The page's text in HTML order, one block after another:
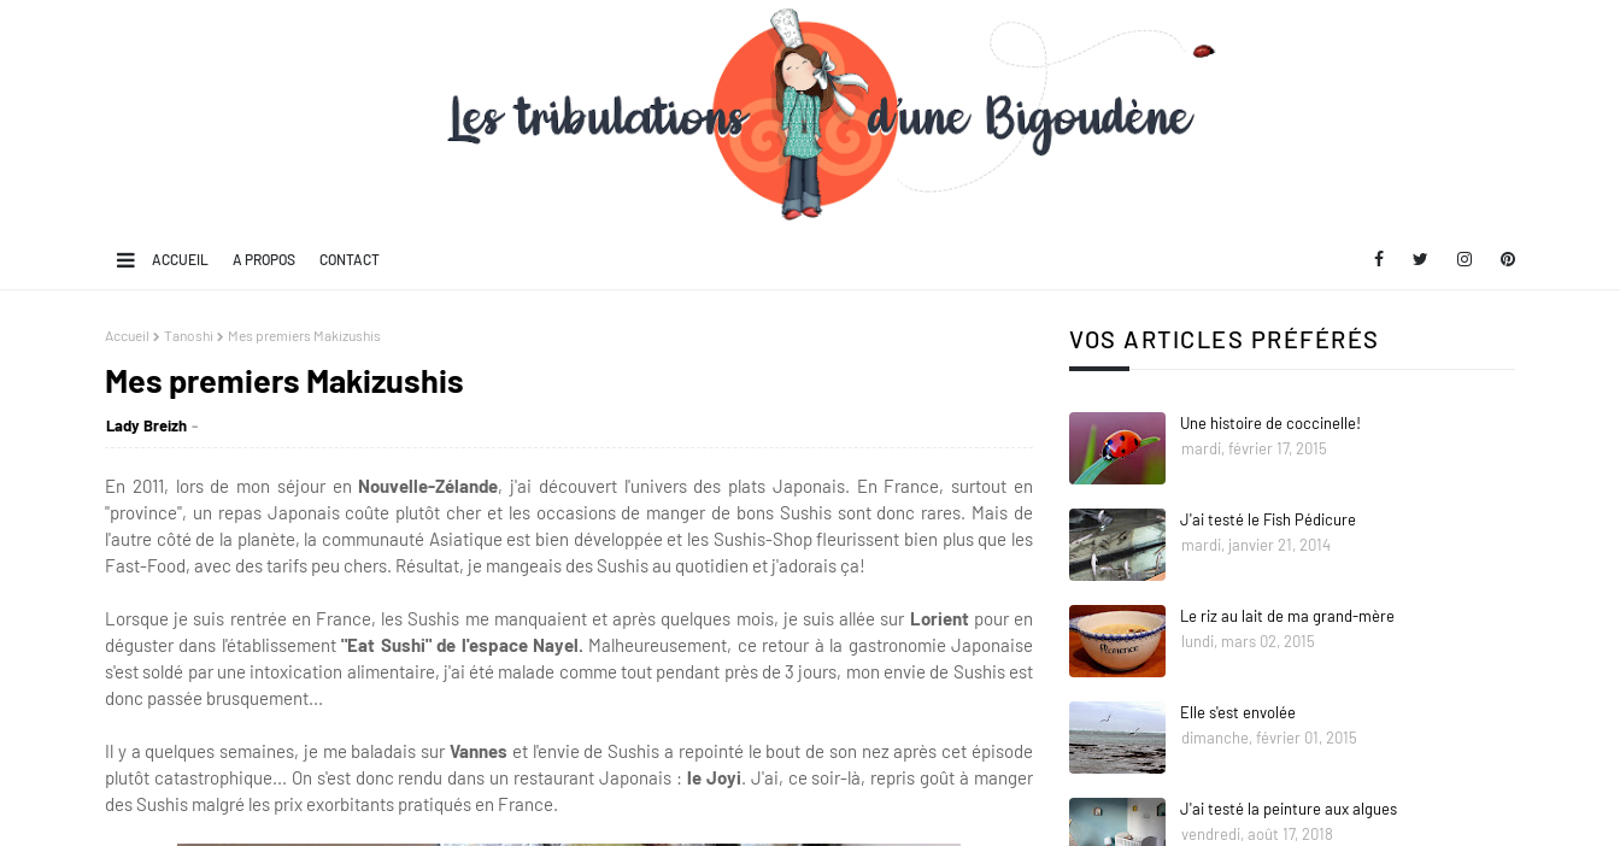
ACCUEIL A PROPOS CONTACT
Accueil Tanoshi Mes premiers Makizushis
Mes premiers Makizushis
Lady Breizh
En 2011, lors de mon séjour en Nouvelle-Zélande, j'ai découvert l'univers des plats Japonais. En France, surtout en
"province", un repas Japonais coûte plutôt cher et les occasions de manger de bons Sushis sont donc rares. Mais de
l'autre côté de la planète, la communauté Asiatique est bien développée et les Sushis-Shop fleurissent bien plus que les
Fast-Food, avec des tarifs peu chers. Résultat, je mangeais des Sushis au quotidien et j'adorais ça!
Lorsque je suis rentrée en France, les Sushis me manquaient et après quelques mois, je suis allée sur Lorient pour en
déguster dans l'établissement"Eat Sushi" de l'espace Nayel. Malheureusement, ce retour à la gastronomie Japonaise
s'est soldé par une intoxication alimentaire, j'ai été malade comme tout pendant près de 3 jours, mon envie de Sushis est
donc passée brusquement...
Il y a quelques semaines, je me baladais surVannes et l'envie de Sushis a repointé le bout de son nez après cet épisode
plutôt catastrophique... On s'est donc rendu dans un restaurant Japonais : le Joyi. J'ai, ce soir-là, repris goût à manger
des Sushis malgré les prix exorbitants pratiqués en France.
VOS ARTICLES PRÉFÉRÉS
Une histoire de coccinelle!
mardi, février 17, 2015
J'ai testé le Fish Pédicure
mardi, janvier 21, 2014
Le riz au lait de ma grand-mère
lundi, mars 02, 2015
Elle s'est envolée
dimanche, février 01, 2015
J'ai testé la peinture aux algues
vendredi, août 17, 2018